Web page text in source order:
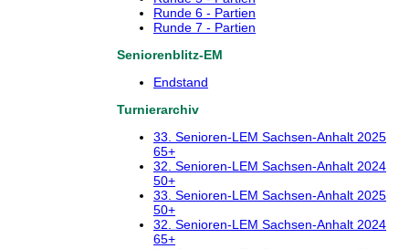
Runde 6 - Partien
Runde 7 - Partien
Seniorenblitz-EM
Endstand
Turnierarchiv
33. Senioren-LEM Sachsen-Anhalt 2025
65+
32. Senioren-LEM Sachsen-Anhalt 2024
50+
33. Senioren-LEM Sachsen-Anhalt 2025
50+
32. Senioren-LEM Sachsen-Anhalt 2024
65+